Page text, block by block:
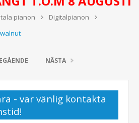
pianon
Digitalpianon
NÄSTA
- var vänlig kontakta